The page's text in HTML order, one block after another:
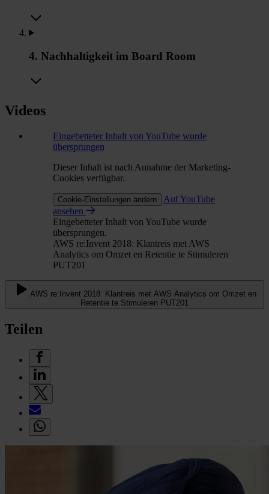
4. Nachhaltigkeit im Board Room
Videos
Eingebetteter Inhalt von YouTube wurde
übersprungen
Dieser Inhalt ist nach Annahme der Marketing-
Cookies verfügbar.
Cookie-Einstellungen ändern
Auf YouTube
ansehen
Eingebetteter Inhalt von YouTube wurde
übersprungen.
AWS re:Invent 2018: Klantreis met AWS
Analytics om Omzet en Retentie te Stimuleren
PUT201
AWS re:Invent 2018: Klantreis met AWS Analytics om Omzet en
Retentie te Stimuleren PUT201
Teilen